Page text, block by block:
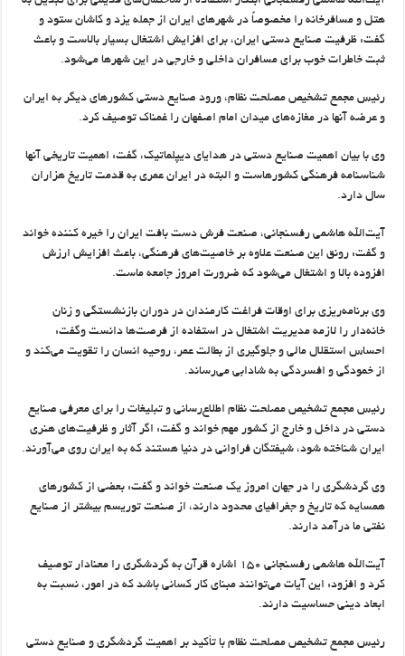
هتل و مسافرخانه را مخصوصاً در شهرهای ایران از جمله یزد و كاشان ستود و
گفت: ظرفیت صنایع دستی ایران، برای افزایش اشتغال بسیار بالاست و باعث
ثبت خاطرات خوب برای مسافران داخلی و خارجی در این شهرها می‌شود.
رئیس مجمع تشخیص مصلحت نظام، ورود صنایع دستی كشورهای دیگر به ایران
و عرضه آنها در مغازه‌های میدان امام اصفهان را غمناك توصیف كرد.
وی با بیان اهمیت صنایع دستی در هدایای دیپلماتیك، گفت: اهمیت تاریخی آنها
شناسنامه فرهنگی كشورهاست و البته در ایران عمری به قدمت تاریخ هزاران
سال دارد.
آیت‌الله هاشمی رفسنجانی، صنعت فرش دست بافت ایران را خیره كننده خواند
و گفت: رونق این صنعت علاوه بر خاصیت‌های فرهنگی، باعث افزایش ارزش
افزوده بالا و اشتغال می‌شود كه ضرورت امروز جامعه ماست.
وی برنامه‌ریزی برای اوقات فراغت كارمندان در دوران بازنشستگی و زنان
خانه‌دار را لازمه مدیریت اشتغال در استفاده از فرصت‌ها دانست وگفت:
احساس استقلال مالی و جلوگیری از بطالت عمر، روحیه انسان را تقویت می‌كند و
از خمودگی و افسردگی به شادابی می‌رساند.
رئیس مجمع تشخیص مصلحت نظام اطلاع‌رسانی و تبلیغات را برای معرفی صنایع
دستی در داخل و خارج از كشور مهم خواند و گفت: اگر آثار و ظرفیت‌های هنری
ایران شناخته شود، شیفتگان فراوانی در دنیا هستند كه به ایران روی می‌آورند.
وی گردشگری را در جهان امروز یك صنعت خواند و گفت: بعضی از كشورهای
همسایه كه تاریخ و جغرافیای محدود دارند، از صنعت توریسم بیشتر از صنایع
نفتی ما درآمد دارند.
آیت‌الله هاشمی رفسنجانی ۱۵۰ اشاره قرآن به گردشگری را معنادار توصیف
كرد و افزود: این آیات می‌توانند مبنای كار كسانی باشد كه در امور، نسبت به
ابعاد دینی حساسیت دارند.
رئیس مجمع تشخیص مصلحت نظام با تأكید بر اهمیت گردشگری و صنایع دستی